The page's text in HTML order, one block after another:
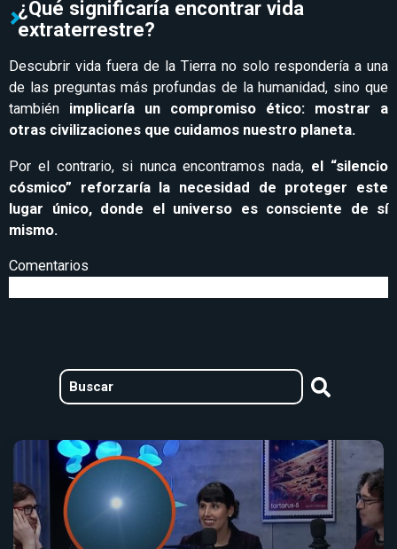
¿Qué significaría encontrar vida
extraterrestre?
Descubrir vida fuera de la Tierra no solo respondería a una
de las preguntas más profundas de la humanidad, sino que
también implicaría un compromiso ético: mostrar a
otras civilizaciones que cuidamos nuestro planeta.
Por el contrario, si nunca encontramos nada, el “silencio
cósmico” reforzaría la necesidad de proteger este
lugar único, donde el universo es consciente de sí
mismo.
Comentarios